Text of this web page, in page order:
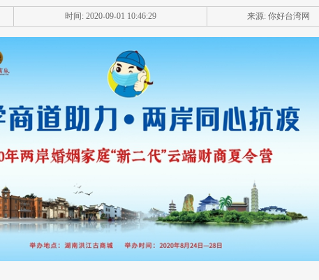
时间: 2020-09-01 10:46:29 来源: 你好台湾网